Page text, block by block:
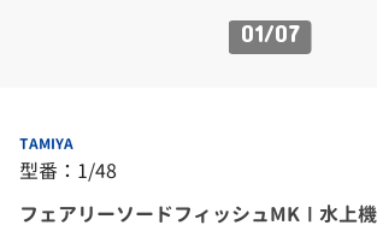
01/07
TAMIYA
型番：1/48
フェアリーソードフィッシュMKⅠ水上